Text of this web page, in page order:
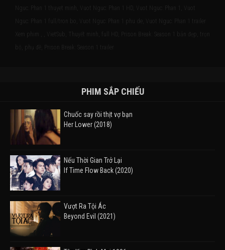
Nguc: Phan 1 thuyet minh, Vuot Nguc: Phan 1 HD, Vuot Nguc: Phan 1, Vuot
Nguc: Phan 1 full/tron bo, Vuot Nguc: Phan 1 phu de, Vuot Nguc: Phan 1 trailer
Xem phim , , VietSub, Thuyết minh, full HD, Prison Break: Season 1 bản đẹp, trọn
bộ, phụ đề, Prison Break: Season 1 trailer
PHIM SẮP CHIẾU
Chuốc say rồi thịt vợ bạn
Her Lower (2018)
Nếu Thời Gian Trở Lại
If Time Flow Back (2020)
Vượt Ra Tội Ác
Beyond Evil (2021)